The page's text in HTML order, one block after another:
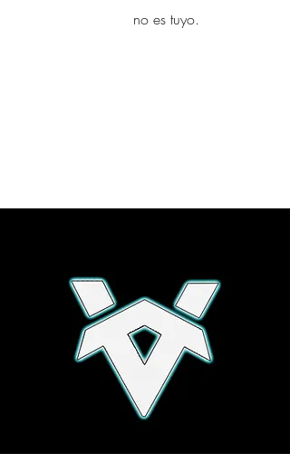
no es tuyo.